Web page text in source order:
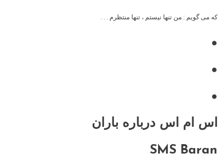
که می گویم : من تنها نیستم ، تنها منتظرم . . .
•
•
•
اس ام اس درباره باران
SMS Baran